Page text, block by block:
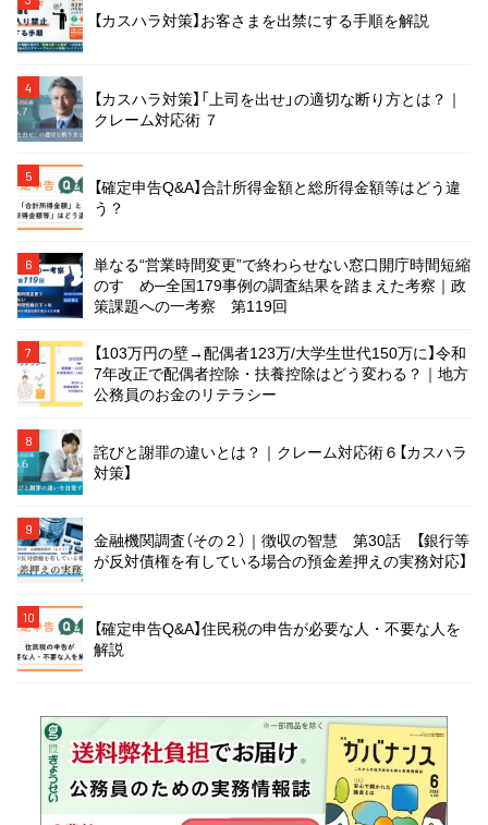
【カスハラ対策】お客さまを出禁にする手順を解説
4
【カスハラ対策】「上司を出せ」の適切な断り方とは？｜
クレーム対応術 ７
5
【確定申告Q&A】合計所得金額と総所得金額等はどう違
う？
6
単なる“営業時間変更”で終わらせない窓口開庁時間短縮
のすゝめ─全国179事例の調査結果を踏まえた考察｜政
策課題への一考察 第119回
7
【103万円の壁→配偶者123万/大学生世代150万に】令和
7年改正で配偶者控除・扶養控除はどう変わる？｜地方
公務員のお金のリテラシー
8
詫びと謝罪の違いとは？｜クレーム対応術６【カスハラ
対策】
9
金融機関調査（その２）｜徴収の智慧 第30話 【銀行等
が反対債権を有している場合の預金差押えの実務対応】
10
【確定申告Q&A】住民税の申告が必要な人・不要な人を
解説